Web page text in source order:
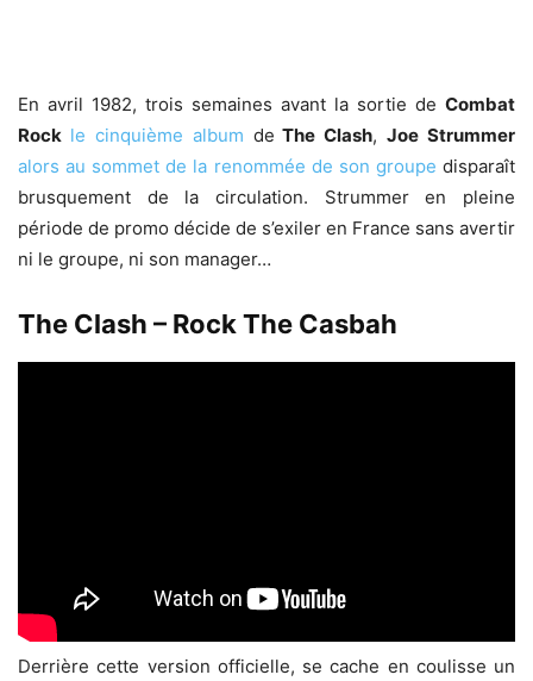
En avril 1982, trois semaines avant la sortie de Combat
Rock le cinquième album de The Clash,Joe Strummer
alors au sommet de la renommée de son groupe disparaît
brusquement de la circulation. Strummer en pleine
période de promo décide de s’exiler en France sans avertir
ni le groupe, ni son manager…
The Clash – Rock The Casbah
Derrière cette version officielle, se cache en coulisse un